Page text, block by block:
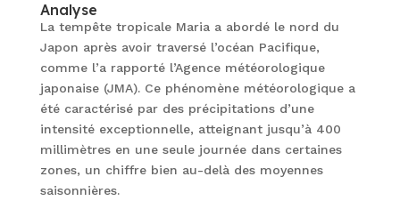
Analyse
La tempête tropicale Maria a abordé le nord du
Japon après avoir traversé l’océan Pacifique,
comme l’a rapporté l’Agence météorologique
japonaise (JMA). Ce phénomène météorologique a
été caractérisé par des précipitations d’une
intensité exceptionnelle, atteignant jusqu’à 400
millimètres en une seule journée dans certaines
zones, un chiffre bien au-delà des moyennes
saisonnières.